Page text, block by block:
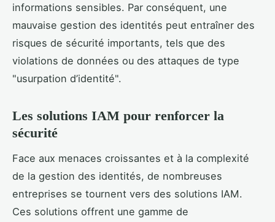
informations sensibles. Par conséquent, une
mauvaise gestion des identités peut entraîner des
risques de sécurité importants, tels que des
violations de données ou des attaques de type
"usurpation d’identité".
Les solutions IAM pour renforcer la
sécurité
Face aux menaces croissantes et à la complexité
de la gestion des identités, de nombreuses
entreprises se tournent vers des solutions IAM.
Ces solutions offrent une gamme de